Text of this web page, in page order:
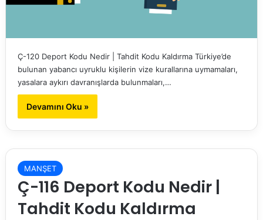
Ç-120 Deport Kodu Nedir | Tahdit Kodu Kaldırma Türkiye’de
bulunan yabancı uyruklu kişilerin vize kurallarına uymamaları,
yasalara aykırı davranışlarda bulunmaları,…
Devamını Oku »
MANŞET
Ç-116 Deport Kodu Nedir |
Tahdit Kodu Kaldırma